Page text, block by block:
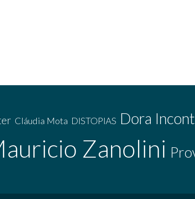
Cláudia Mota DISTOPIAS Dora
Zanolini